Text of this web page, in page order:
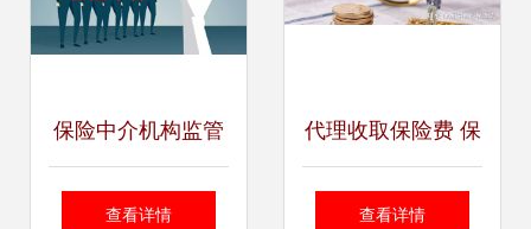
保险中介机构监管
趋严 永鑫、广华等
查看详情
代理收取保险费 保
险代理人不会明说
查看详情